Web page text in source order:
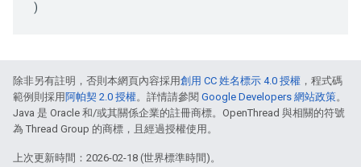
)
除非另有註明，否則本網頁內容採用創用 CC 姓名標示 4.0 授權 ，程式碼
範例則採用 阿帕契 2.0 授權。詳情請參閱 Google Developers 網站政策。
Java 是 Oracle 和/或其關係企業的註冊商標。OpenThread 與相關的符號
為 Thread Group 的商標，且經過授權使用。
上次更新時間：2026-02-18 (世界標準時間)。